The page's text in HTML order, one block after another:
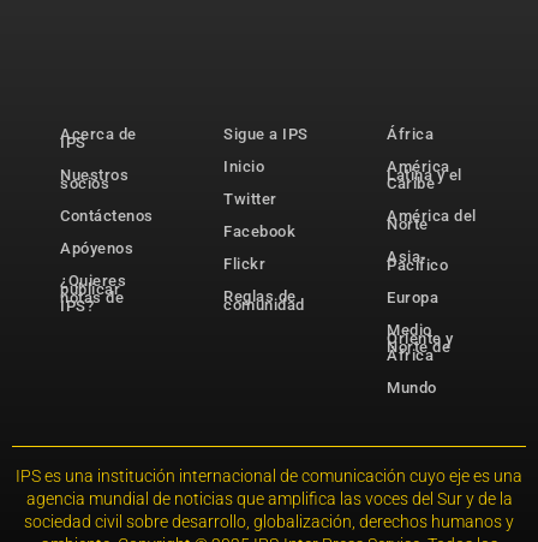
Acerca de
IPS
Nuestros
socios
Contáctenos
Apóyenos
¿Quieres
publicar
notas de
IPS?
Sigue a IPS
Inicio
Twitter
Facebook
Flickr
Reglas de
comunidad
África
América
Latina y el
Caribe
América del
Norte
Asia-
Pacífico
Europa
Medio
Oriente y
Norte de
África
Mundo
IPS es una institución internacional de comunicación cuyo eje es una
agencia mundial de noticias que amplifica las voces del Sur y de la
sociedad civil sobre desarrollo, globalización, derechos humanos y